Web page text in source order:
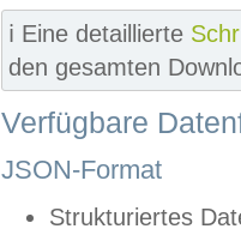
ℹ️ Eine detaillierte
den gesamten
Verfügbare
JSON-Format
Strukturiertes